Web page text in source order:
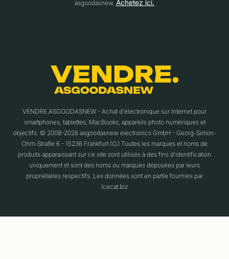
asgoodasnew. Achetez ici.
VENDRE.ASGOODASNEW - Achat d'électronique sur Internet pour
smartphones, tablettes, MacBooks, appareils photo numériques et
objectifs. © 2008-2026 asgoodasnew electronics GmbH - Georg-Simon-
Ohm-Straße 6 - 15236 Frankfurt (O.) Toutes les marques et noms de
produits apparaissant sur ce site sont utilisés à des fins d'identification
uniquement et sont des noms ou marques déposées par leurs
propriétaires respectifs. Les données sont en partie fournies par
Icecat.biz